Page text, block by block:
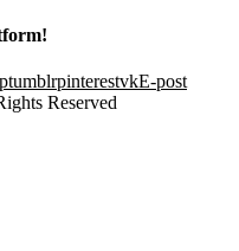
tumblrpinterestvkE-post
Reserved